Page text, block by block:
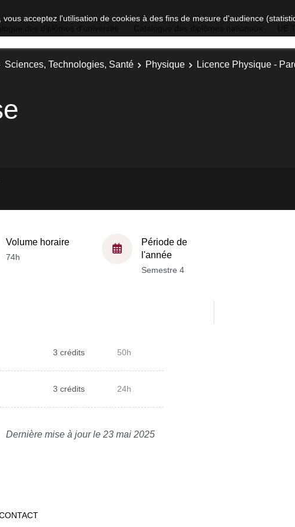
acceptez l'utilisation de cookies à des fins de mesure d'audience
Sciences, Technologies, Santé Physique Licence Physique -
Volume horaire
74h
Période de
l'année
Semestre 4
3 crédits 50h
3 crédits 24h
Dernière mise à jour le 23 mai 2025